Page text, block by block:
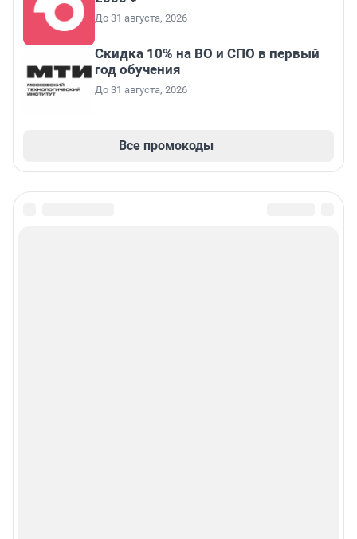
До 31 августа, 2026
Скидка 10% на ВО и СПО в первый
год обучения
До 31 августа, 2026
Все промокоды